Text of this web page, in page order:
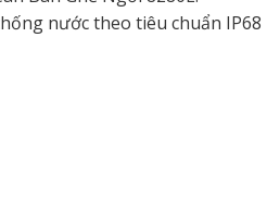
nước theo tiêu chuẩn IP68